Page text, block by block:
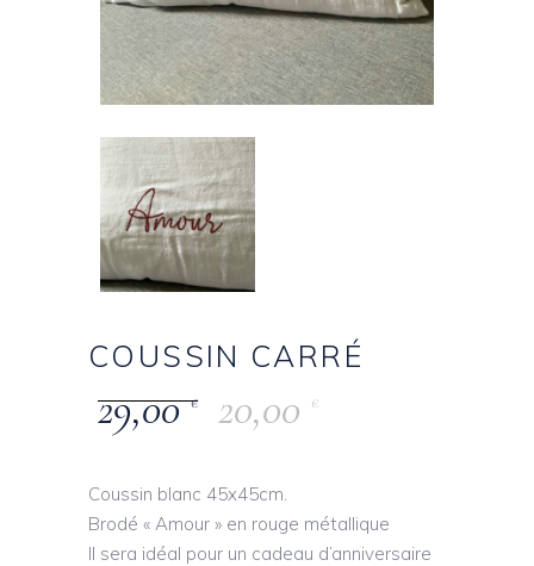
COUSSIN CARRÉ
29,00€ 20,00 €
Coussin blanc 45x45cm.
Brodé « Amour » en rouge métallique
Il sera idéal pour un cadeau d’anniversaire